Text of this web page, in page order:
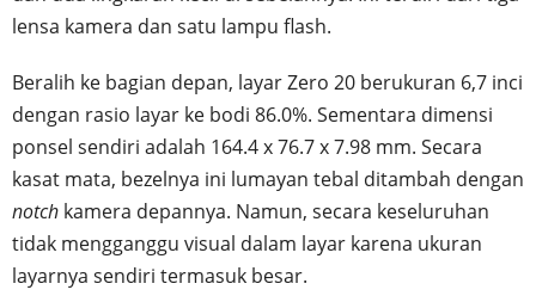
lensa kamera dan satu lampu flash.
Beralih ke bagian depan, layar Zero 20 berukuran 6,7 inci
dengan rasio layar ke bodi 86.0%. Sementara dimensi
ponsel sendiri adalah 164.4 x 76.7 x 7.98 mm. Secara
kasat mata, bezelnya ini lumayan tebal ditambah dengan
notch kamera depannya. Namun, secara keseluruhan
tidak mengganggu visual dalam layar karena ukuran
layarnya sendiri termasuk besar.